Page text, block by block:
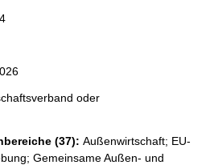
oder
(37): Außenwirtschaft; EU-
Gemeinsame Außen- und